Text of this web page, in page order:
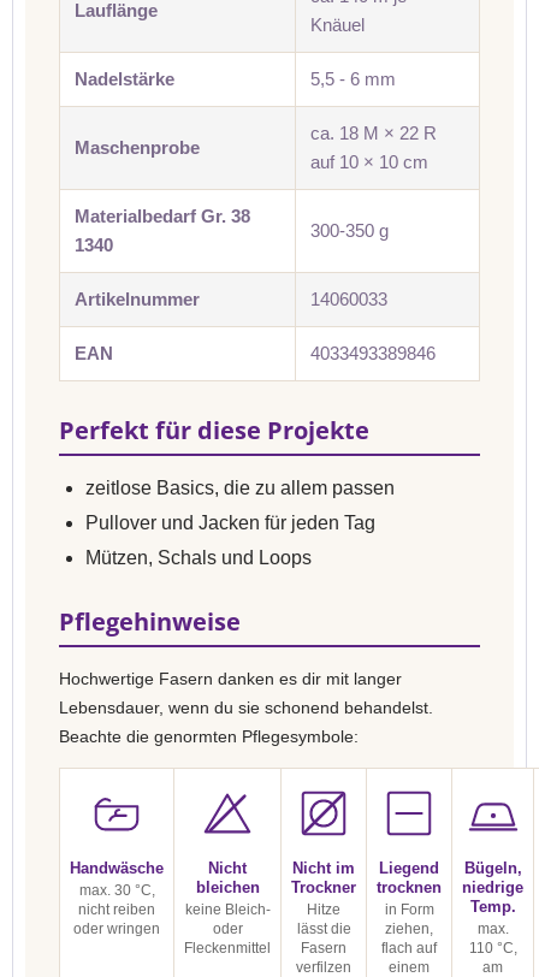
Lauflänge
Knäuel
Nadelstärke 5,5 - 6 mm
Maschenprobe
ca. 18 M × 22 R
auf 10 × 10 cm
Materialbedarf Gr. 38
1340
300-350 g
Artikelnummer 14060033
EAN 4033493389846
Perfekt für diese Projekte
zeitlose Basics, die zu allem passen
Pullover und Jacken für jeden Tag
Mützen, Schals und Loops
Pflegehinweise
Hochwertige Fasern danken es dir mit langer
Lebensdauer, wenn du sie schonend behandelst.
Beachte die genormten Pflegesymbole:
Handwäsche
max. 30 °C,
nicht reiben
oder wringen
Nicht
bleichen
keine Bleich-
oder
Fleckenmittel
Nicht im
Trockner
Hitze
lässt die
Fasern
verfilzen
Liegend
trocknen
in Form
ziehen,
flach auf
einem
Bügeln,
niedrige
Temp.
max.
110 °C,
am